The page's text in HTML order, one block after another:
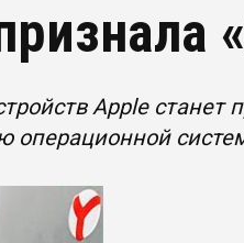
Apple
операционной